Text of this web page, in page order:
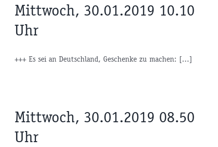
Mittwoch, 30.01.2019 10.10
Uhr
+++ Es sei an Deutschland, Geschenke zu machen: [...]
Mittwoch, 30.01.2019 08.50
Uhr